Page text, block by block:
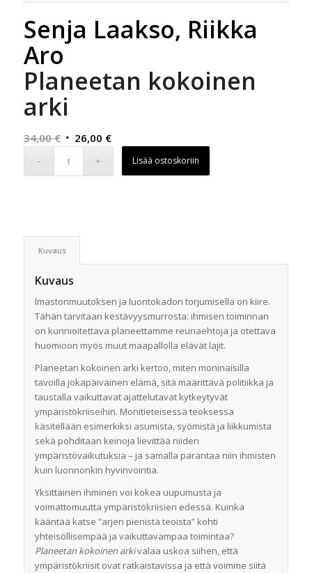
Senja Laakso, Riikka
Aro
Planeetan kokoinen
arki
34,00€ Alkuperäinen
26,00 €Nykyinen
hinta
on:
Lisää ostoskoriin
Kuvaus
Kuvaus
lmastonmuutoksen ja luontokadon torjumisella on kiire.
Tähän tarvitaan kestävyysmurrosta: ihmisen toiminnan
on kunnioitettava planeettamme reunaehtoja ja otettava
huomioon myös muut maapallolla elävät lajit.
Planeetan kokoinen arki kertoo, miten moninaisilla
tavoilla jokapäiväinen elämä, sitä määrittävä politiikka ja
taustalla vaikuttavat ajattelutavat kytkeytyvät
ympäristökriiseihin. Monitieteisessä teoksessa
käsitellään esimerkiksi asumista, syömistä ja liikkumista
sekä pohditaan keinoja lievittää niiden
ympäristövaikutuksia – ja samalla parantaa niin ihmisten
kuin luonnonkin hyvinvointia.
Yksittäinen ihminen voi kokea uupumusta ja
voimattomuutta ympäristökriisien edessä. Kuinka
kääntää katse ”arjen pienistä teoista” kohti
yhteisöllisempää ja vaikuttavampaa toimintaa?
Planeetan kokoinen arkivalaa uskoa siihen, että
ympäristökriisit ovat ratkaistavissa ja että voimme siitä